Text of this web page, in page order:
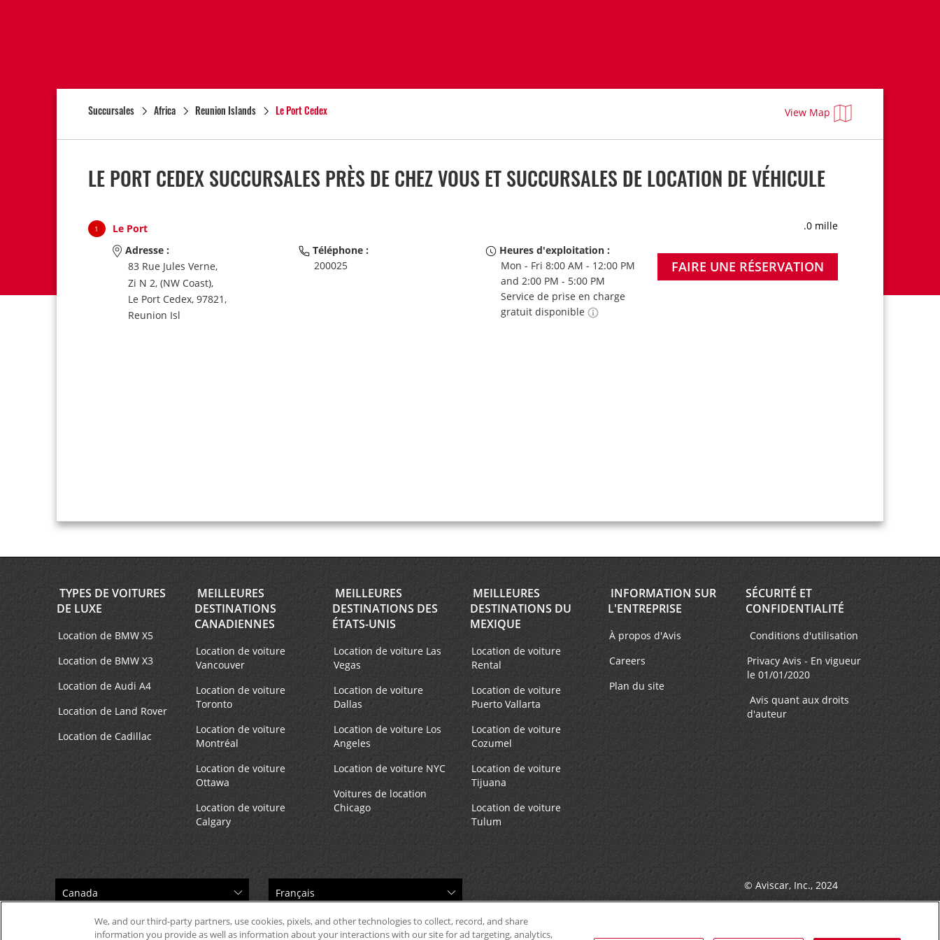
Succursales Africa Reunion Islands Le Port Cedex View Map
LE PORT CEDEX SUCCURSALES PRÈS DE CHEZ VOUS ET SUCCURSALES DE LOCATION DE VÉHICULE
1 Le Port
.0 mille
Adresse :
83 Rue Jules Verne,
Zi N 2, (NW Coast),
Le Port Cedex, 97821,
Reunion Isl
Téléphone :
200025
Heures d'exploitation :
Mon - Fri 8:00 AM - 12:00 PM
and 2:00 PM - 5:00 PM
Service de prise en charge
gratuit disponible
FAIRE UNE RÉSERVATION
TYPES DE VOITURES
DE LUXE
Location de BMW X5
Location de BMW X3
Location de Audi A4
Location de Land Rover
Location de Cadillac
MEILLEURES
DESTINATIONS
CANADIENNES
Location de voiture
Vancouver
Location de voiture
Toronto
Location de voiture
Montréal
Location de voiture
Ottawa
Location de voiture
Calgary
MEILLEURES
DESTINATIONS DES
ÉTATS-UNIS
Location de voiture Las
Vegas
Location de voiture
Dallas
Location de voiture Los
Angeles
Location de voiture NYC
Voitures de location
Chicago
MEILLEURES
DESTINATIONS DU
MEXIQUE
Location de voiture
Rental
Location de voiture
Puerto Vallarta
Location de voiture
Cozumel
Location de voiture
Tijuana
Location de voiture
Tulum
INFORMATION SUR
L'ENTREPRISE
À propos d'Avis
Careers
Plan du site
SÉCURITÉ ET
CONFIDENTIALITÉ
Conditions d'utilisation
Privacy Avis - En vigueur
le 01/01/2020
Avis quant aux droits
d'auteur
© Aviscar, Inc., 2024
We, and our third-party partners, use cookies, pixels, and other technologies to collect, record, and share
information you provide as well as information about your interactions with our site for ad targeting, analytics,